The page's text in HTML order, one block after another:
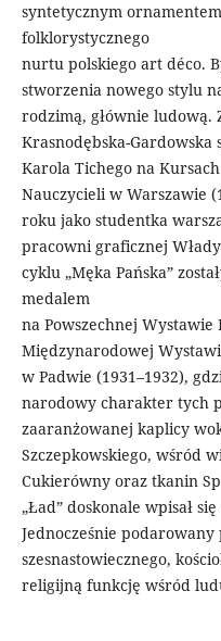
syntetycznym
folklorystycznego
nurtu polskiego art déco.
stworzenia nowego stylu
rodzimą, głównie ludową.
Krasnodębska-Gardowska
Karola Tichego na
Nauczycieli w Warszawie
roku jako studentka
pracowni graficznej
cyklu „Męka Pańska”
medalem
na Powszechnej
Międzynarodowej
w Padwie (1931–1932),
narodowy charakter tych
zaaranżowanej kaplicy
Szczepkowskiego, wśród
Cukierówny oraz tkanin
„Ład” doskonale wpisał
Jednocześnie
szesnastowiecznego,
religijną funkcję wśród